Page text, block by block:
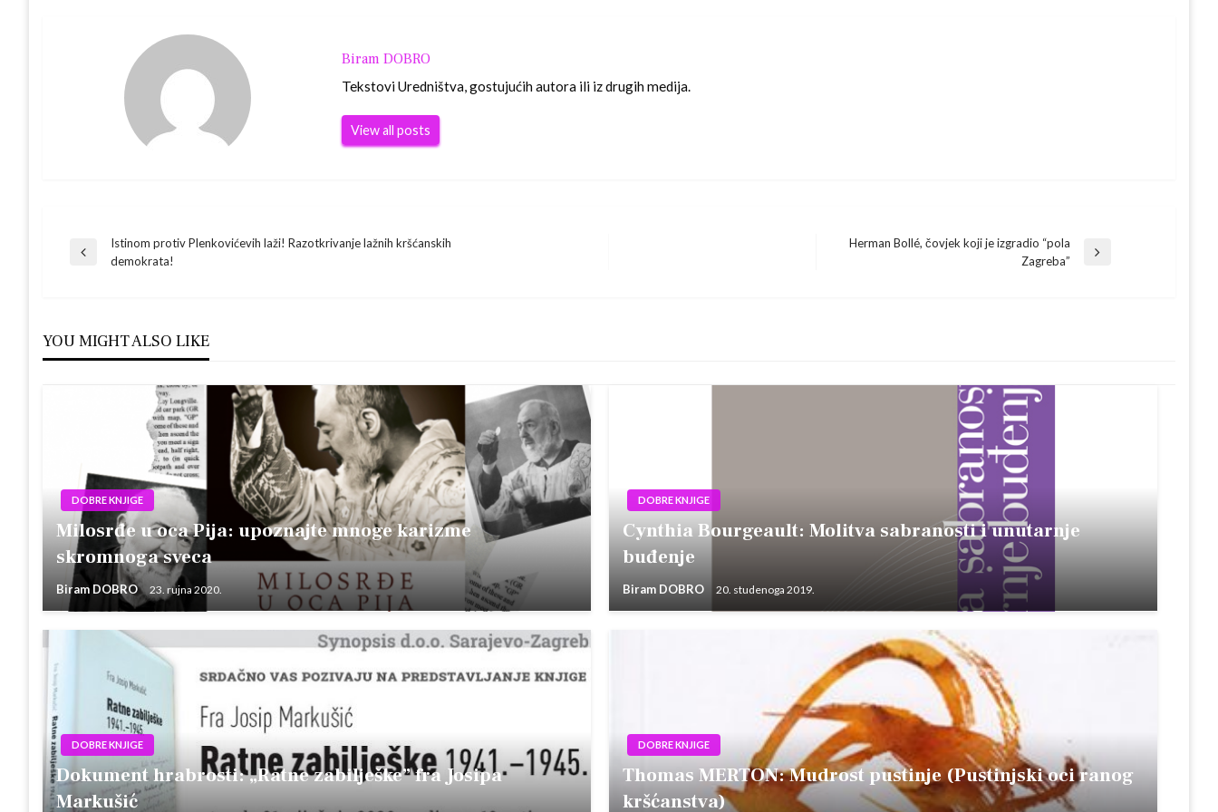
Biram DOBRO
Tekstovi Uredništva, gostujućih autora ili iz drugih medija.
View all posts
Navigacija
Previous
Istinom protiv Plenkovićevih laži! Razotkrivanje lažnih kršćanskih
demokrata!
Herman Bollé, čovjek koji je izgradio “pola
Zagreba”
YOU MIGHT ALSO LIKE
DOBRE KNJIGE
Milosrđe u oca Pija: upoznajte mnoge karizme
skromnoga sveca
Biram DOBRO 23. rujna 2020.
DOBRE KNJIGE
Cynthia Bourgeault: Molitva sabranosti i unutarnje
buđenje
Biram DOBRO 20. studenoga 2019.
DOBRE KNJIGE
Dokument hrabrosti: „Ratne zabilješke” fra Josipa
Markušić
DOBRE KNJIGE
Thomas MERTON: Mudrost pustinje (Pustinjski oci ranog
kršćanstva)